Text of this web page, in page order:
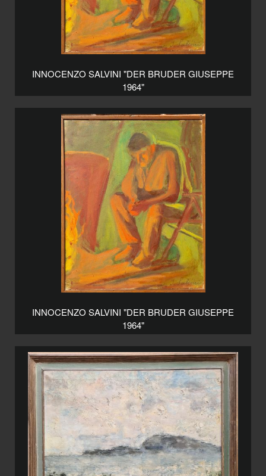
INNOCENZO SALVINI "DER BRUDER GIUSEPPE
1964"
INNOCENZO SALVINI "DER BRUDER GIUSEPPE
1964"